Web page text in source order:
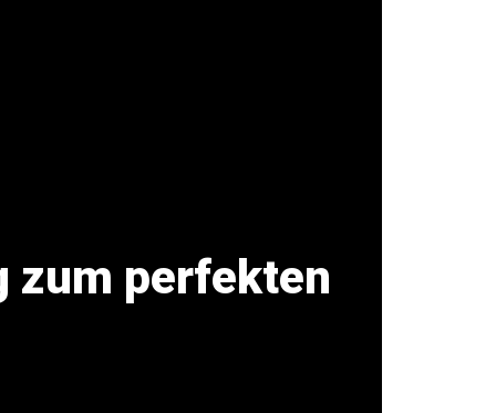
zum perfekten